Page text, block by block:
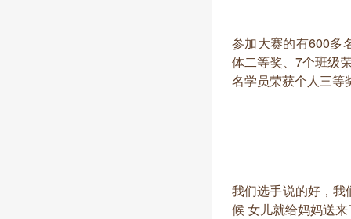
参加大赛的有600多
体二等奖、7个班级
名学员荣获个人三等
我们选手说的好，
候 女儿就给妈妈送